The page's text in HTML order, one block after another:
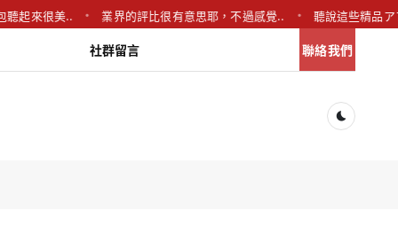
很美.. 業界的評比很有意思耶，不過感覺.. 聽說這些精品アプリ
社群留言 聯絡我們